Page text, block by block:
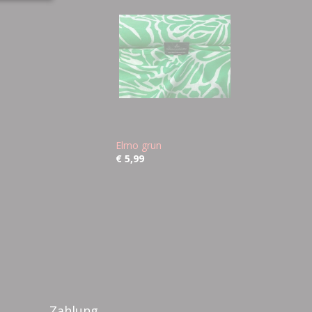
Elmo grun
€ 5,99